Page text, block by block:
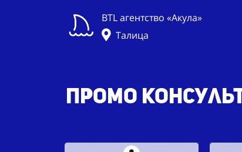
BTL агентство «Акула»
Талица
Промо